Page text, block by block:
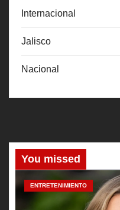
Internacional
Jalisco
Nacional
You missed
ENTRETENIMIENTO